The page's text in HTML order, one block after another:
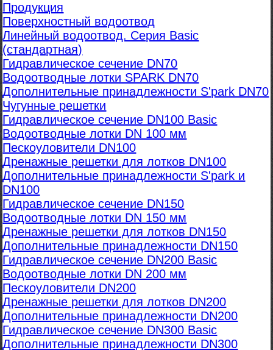
Продукция
Поверхностный водоотвод
Линейный водоотвод. Серия Basic
(стандартная)
Гидравлическое сечение DN70
Водоотводные лотки SPARK DN70
Дополнительные принадлежности S'park DN70
Чугунные решетки
Гидравлическое сечение DN100 Basic
Водоотводные лотки DN 100 мм
Пескоуловители DN100
Дренажные решетки для лотков DN100
Дополнительные принадлежности S'park и
DN100
Гидравлическое сечение DN150
Водоотводные лотки DN 150 мм
Дренажные решетки для лотков DN150
Дополнительные принадлежности DN150
Гидравлическое сечение DN200 Basic
Водоотводные лотки DN 200 мм
Пескоуловители DN200
Дренажные решетки для лотков DN200
Дополнительные принадлежности DN200
Гидравлическое сечение DN300 Basic
Дополнительные принадлежности DN300